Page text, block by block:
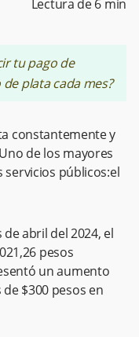
Lectura de6 min
tu pago de
plata cada mes?
constantemente y
de los mayores
servicios públicos:el
abril del 2024, el
pesos
un aumento
$300 pesos en